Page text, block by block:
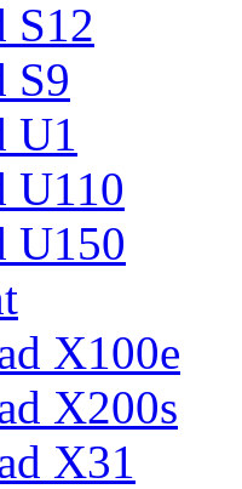
S12
S9
U1
U110
U150
X100e
X200s
X31